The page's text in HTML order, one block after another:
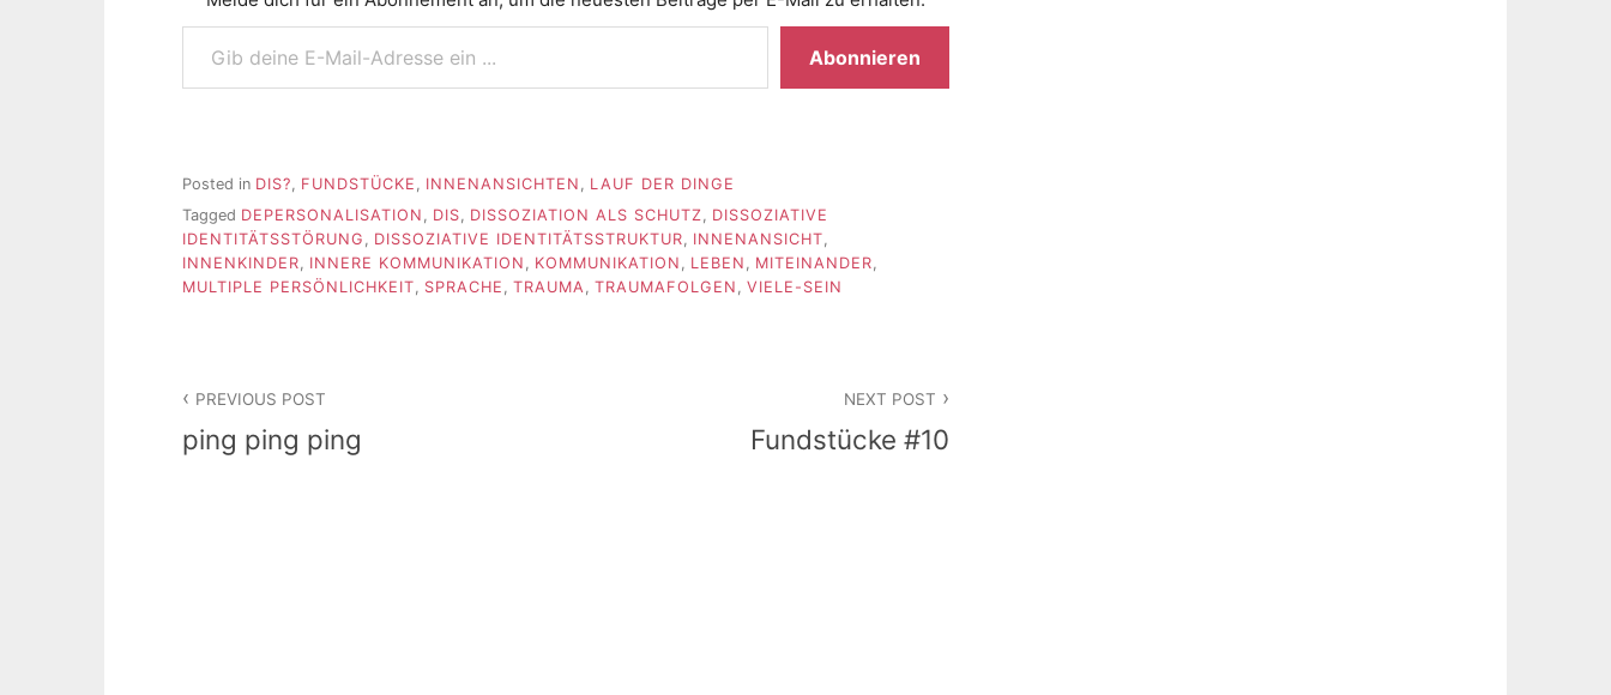
Gib deine E-Mail-Adresse ein ...
Abonnieren
Posted in DIS? FUNDSTÜCKE INNENANSICHTEN
LAUF DER DINGE
Tagged DEPERSONALISATION , DIS, DISSOZIATION ALS SCHUTZ, DISSOZIATIVE
IDENTITÄTSSTÖRUNG , DISSOZIATIVE IDENTITÄTSSTRUKTUR, INNENANSICHT,
INNENKINDER, INNERE KOMMUNIKATION , KOMMUNIKATION , LEBEN , MITEINANDER,
MULTIPLE PERSÖNLICHKEIT, SPRACHE , TRAUMA, TRAUMAFOLGEN , VIELE-SEIN
PREVIOUS POST
ping ping ping
NEXT POST
Fundstücke #10